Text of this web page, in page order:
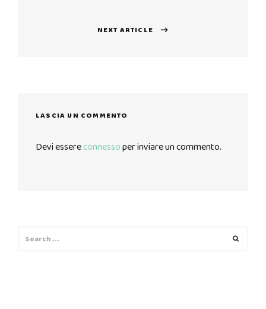
NEXT ARTICLE
LASCIA UN COMMENTO
Devi essereconnessoper inviare un commento.
for: